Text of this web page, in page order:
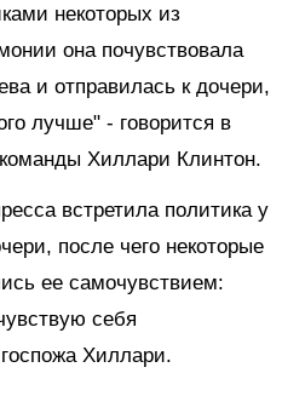
некоторых из
она почувствовала
и отправилась к дочери,
лучше" - говорится в
Хиллари Клинтон.
встретила политика у
после чего некоторые
ее самочувствием:
себя
Хиллари.